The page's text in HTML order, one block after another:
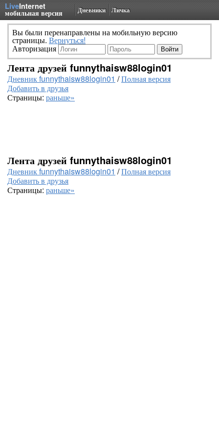
LiveInternet
мобильная версия Дневники Личка
Вы были перенаправлены на мобильную версию
страницы. Вернуться!
Авторизация
Лента друзей funnythaisw88login01
Дневник funnythaisw88login01 /Полная версия
Добавить в друзья
Страницы: раньше»
Лента друзей funnythaisw88login01
Дневник funnythaisw88login01 /Полная версия
Добавить в друзья
Страницы: раньше»